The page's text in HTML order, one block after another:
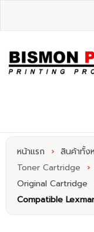
หน้าแรก › สินค้าทั้ง
Toner Cartridge
›
Original Cartridge
Compatible